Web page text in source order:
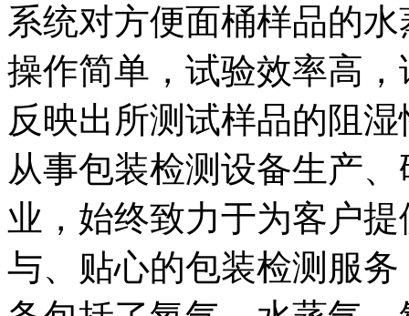
系统对方便面桶样品的
操作简单，试验效率高
反映出所测试样品的阻
从事包装检测设备生产
业，始终致力于为客户
与、贴心的包装检测服